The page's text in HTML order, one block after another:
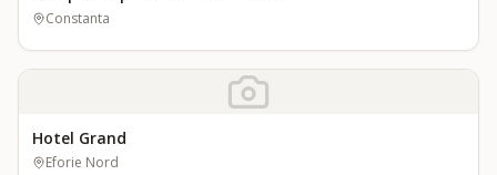
Constanta
Hotel Grand
Eforie Nord